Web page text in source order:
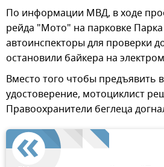
По информации МВД, в ходе
рейда "Мото" на парковке
автоинспекторы для проверки
остановили байкера на
Вместо того чтобы предъявить
удостоверение, мотоциклист
Правоохранители беглеца